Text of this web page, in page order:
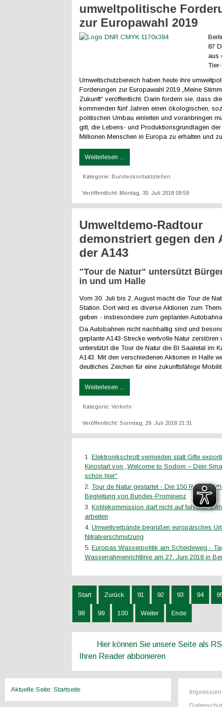
umweltpolitische
zur Europawahl 2019
87
aus
Umweltschutzbereich haben heute ihre
Forderungen zur Europawahl 2019 „Meine
Zukunft“ veröffentlicht. Darin fordern sie, dass
kommenden fünf Jahren einen ökologischen,
politischen Umbau einleiten und voranbringen
gilt, die Lebens- und Produktionsgrundlagen der
Millionen Menschen in Europa zu erhalten und
Weiterlesen ...
Kategorie: Bundeskontaktstellen
Veröffentlicht: Montag, 30. Juli 2018 09:59
Umweltdemo-Radtour
demonstriert gegen den
der A143
"Tour de Natur" untersützt
in und um Halle
Vom 30. Juli bis 2. August macht die Tour de
Station. Dort wird es diverse Aktionen zum
geben - insbesondere zum geplanten
Da Autobahnen nicht nachhaltig sind und
geplante A143-Strecke wertvolle Natur zerstören
unterstützt die Tour de Natur die BI Saaletal im
A143. Mit den verschiedenen Aktionen in Halle
deutliches Zeichen für eine zukunftsfähige
Weiterlesen ...
Kategorie: Verkehr
Veröffentlicht: Sonntag, 29. Juli 2018 21:31
Elektronikschrott vermeiden statt Gifte
Kinostart von „Welcome to Sodom – Dein
schon hier“
Tour de Natur gestartet - Die 150
Begleitung von Bundes-Prominenz
Kohlekommission darf nicht auf falscher
arbeiten
Umweltverbände begrüßen europäisches
Nitratverschmutzung
Europas Wasserpolitik am Scheideweg -
Wasserrahmenrichtlinie am 27. Juni 2018 in
Start Zurück 91 92 93 94
98 99 100 Weiter Ende
Hier können Sie unsere Seite als
Ihren Reader abbonieren
Aktuelle Seite: Startseite
Impressum